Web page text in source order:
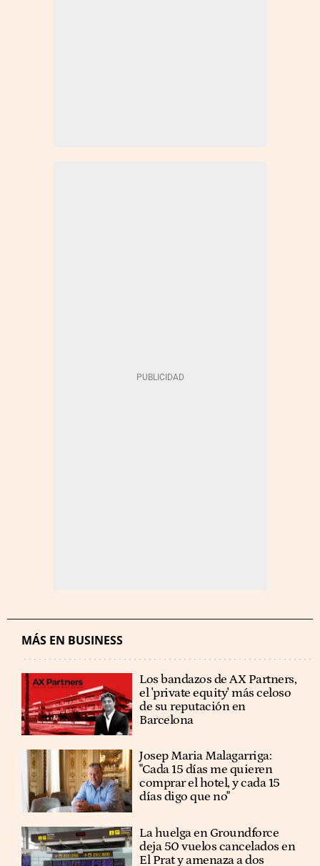
MÁS EN BUSINESS
Los bandazos de AX Partners,
el 'private equity' más celoso
de su reputación en
Barcelona
​​Josep Maria Malagarriga:
"Cada 15 días me quieren
comprar el hotel, y cada 15
días digo que no"
La huelga en Groundforce
deja 50 vuelos cancelados en
El Prat y amenaza a dos